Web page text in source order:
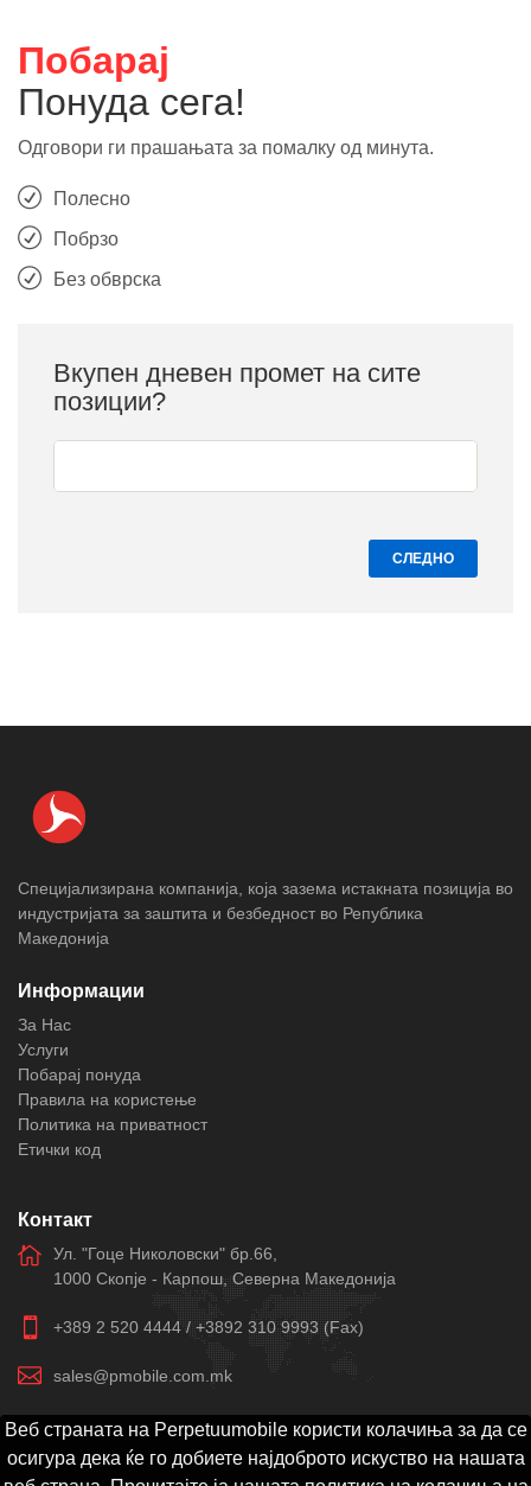
Веб страната на Perpetuumobile користи колачиња за да се
осигура дека ќе го добиете најдоброто искуство на нашата
Побарај
Понуда сега!
Одговори ги прашањата за помалку од минута.
Полесно
Побрзо
Без обврска
Вкупен дневен промет на сите
позиции?
СЛЕДНО
Специјализирана компанија, која зазема истакната позиција во
индустријата за заштита и безбедност во Република
Македонија
Информации
За Нас
Услуги
Побарај понуда
Правила на користење
Политика на приватност
Етички код
Контакт
Ул. "Гоце Николовски" бр.66,
1000 Скопје - Карпош, Северна Македонија
+389 2 520 4444/+3892 310 9993 (Fax)
sales@pmobile.com.mk